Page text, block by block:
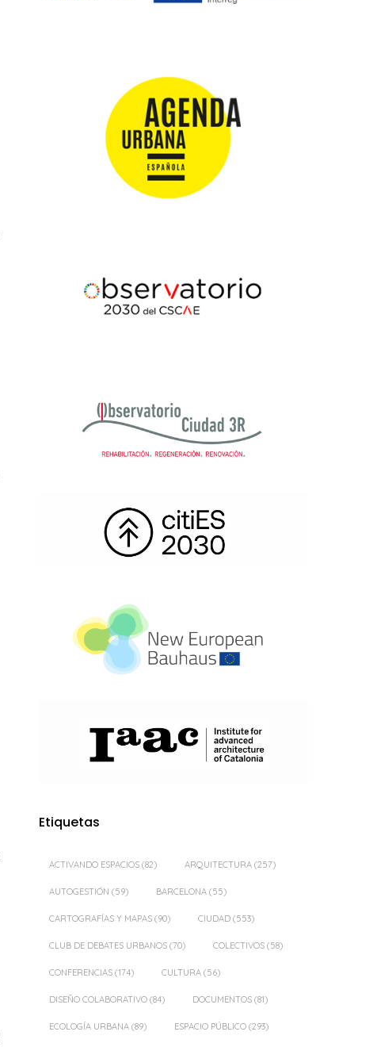
Etiquetas
ACTIVANDO ESPACIOS (82) ARQUITECTURA (257)
AUTOGESTIÓN (59) BARCELONA (55)
CARTOGRAFÍAS Y MAPAS (90) CIUDAD (553)
CLUB DE DEBATES URBANOS (70) COLECTIVOS (58)
CONFERENCIAS (174) CULTURA (56)
DISEÑO COLABORATIVO (84) DOCUMENTOS (81)
ECOLOGÍA URBANA (89) ESPACIO PÚBLICO (293)